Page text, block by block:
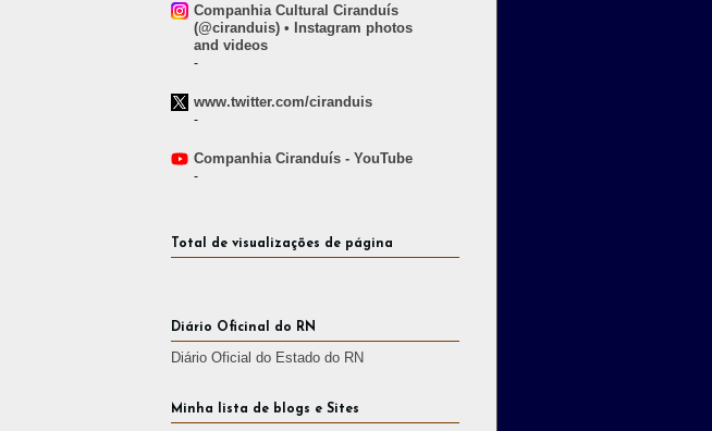
Companhia Cultural Ciranduís
(@ciranduis) • Instagram photos
and videos
-
www.twitter.com/ciranduis
-
Companhia Ciranduís - YouTube
-
Total de visualizações de página
Diário Oficinal do RN
Diário Oficial do Estado do RN
Minha lista de blogs e Sites